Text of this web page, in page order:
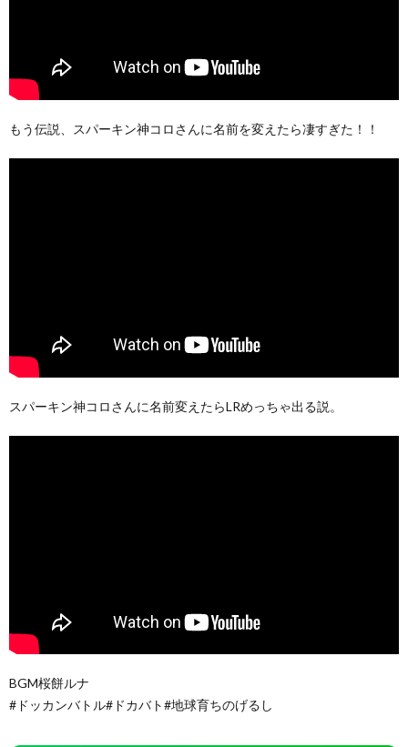
もう伝説、スパーキン神コロさんに名前を変えたら凄すぎた！！
スパーキン神コロさんに名前変えたらLRめっちゃ出る説。
BGM桜餅ルナ
#ドッカンバトル#ドカバト#地球育ちのげるし